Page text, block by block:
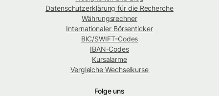
Datenschutzerklärung für die Recherche
Währungsrechner
Internationaler Börsenticker
BIC/SWIFT-Codes
IBAN-Codes
Kursalarme
Vergleiche Wechselkurse
Folge uns